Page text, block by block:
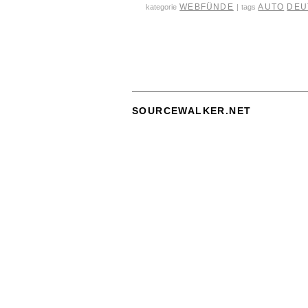
kategorie WEBFÜNDE | tags AUTO
SOURCEWALKER.NET